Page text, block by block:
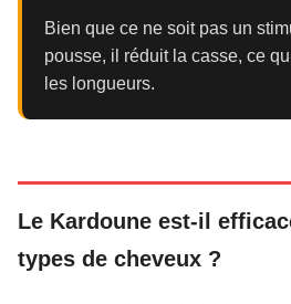
Bien que ce ne soit pas un
pousse, il réduit la casse, ce
les longueurs.
Le Kardoune est-il
types de cheveux ?